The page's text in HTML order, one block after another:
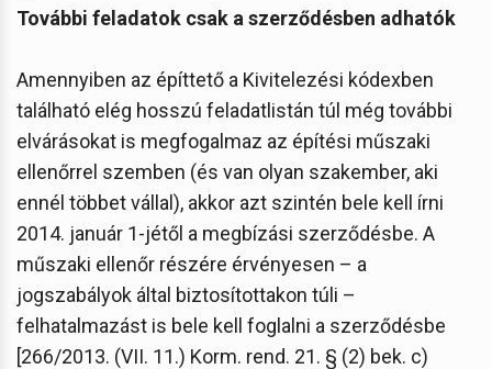
További feladatok csak a szerződésben adhatók
Amennyiben az építtető a Kivitelezési kódexben
található elég hosszú feladatlistán túl még további
elvárásokat is megfogalmaz az építési műszaki
ellenőrrel szemben (és van olyan szakember, aki
ennél többet vállal), akkor azt szintén bele kell írni
2014. január 1-jétől a megbízási szerződésbe. A
műszaki ellenőr részére érvényesen – a
jogszabályok által biztosítottakon túli –
felhatalmazást is bele kell foglalni a szerződésbe
[266/2013. (VII. 11.) Korm. rend. 21. § (2) bek. c)